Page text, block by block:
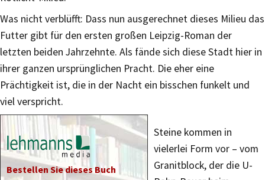
Was nicht verblüfft: Dass nun ausgerechnet dieses Milieu das
Futter gibt für den ersten großen Leipzig-Roman der
letzten beiden Jahrzehnte. Als fände sich diese Stadt hier in
ihrer ganzen ursprünglichen Pracht. Die eher eine
Prächtigkeit ist, die in der Nacht ein bisschen funkelt und
viel verspricht.
Bestellen Sie dieses Buch
Steine kommen in
vielerlei Form vor – vom
Granitblock, der die U-